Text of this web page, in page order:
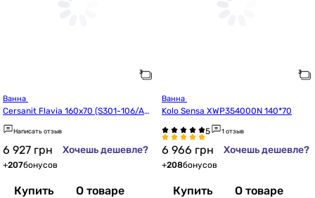
Cersanit Flavia 160x70 (S301-106/AZ
BR1000533361)
Написать отзыв
6 927 грн Хочешь дешевле?
+207бонусов
Купить О товаре
Kolo Sensa XWP354000N 140*70
1 отзыв
6 966 грн Хочешь дешевле?
+208бонусов
Купить О товаре